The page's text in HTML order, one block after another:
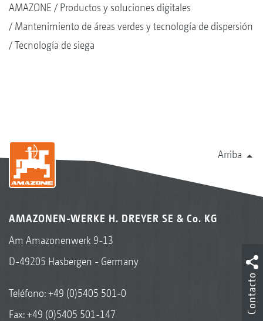
AMAZONE
Productos y soluciones digitales
Mantenimiento de áreas verdes y tecnología de dispersión
Tecnología de siega
Arriba
AMAZONEN-WERKE H. DREYER SE & Co. KG
Am Amazonenwerk 9-13
D-49205 Hasbergen - Germany
Teléfono:+49 (0)5405 501-0
Fax: +49 (0)5405 501-147
Contacto